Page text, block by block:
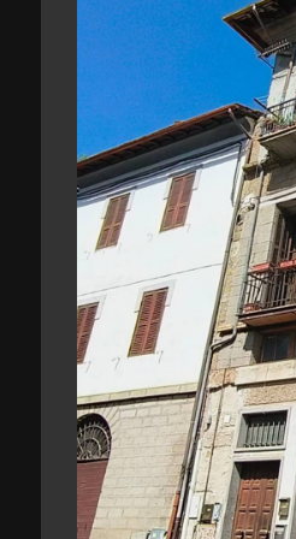
Posto auto/Box
Balcone/Terrazzo
Ascensore
Arredato
Nuova costruzione
Lusso